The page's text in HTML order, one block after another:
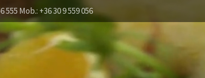
Mob.: +36 30 9 559 056